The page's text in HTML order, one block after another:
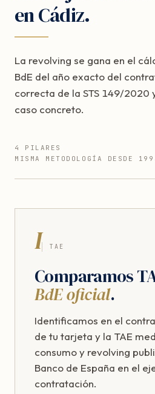
en Cádiz.
La revolving se gana en el
BdE del año exacto del
correcta de la STS 149/2020
caso concreto.
4 PILARES
MISMA METODOLOGÍA DESDE
I TAE
Comparamos
BdE oficial.
Identificamos en el
de tu tarjeta y la TAE
consumo y revolving
Banco de España en el
contratación.